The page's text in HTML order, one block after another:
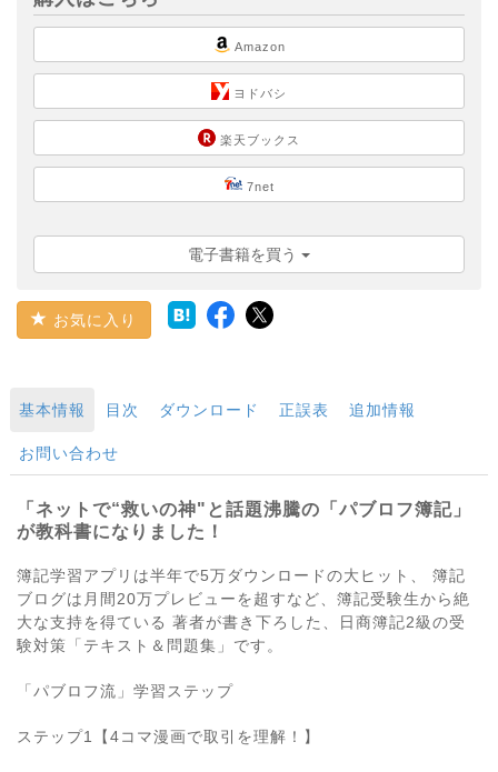
Amazon
ヨドバシ
楽天ブックス
7net
電子書籍を買う
お気に入り
基本情報 目次 ダウンロード 正誤表 追加情報
お問い合わせ
「ネットで“救いの神"と話題沸騰の「パブロフ簿記」
が教科書になりました！
簿記学習アプリは半年で5万ダウンロードの大ヒット、 簿記
ブログは月間20万プレビューを超すなど、簿記受験生から絶
大な支持を得ている 著者が書き下ろした、日商簿記2級の受
験対策「テキスト＆問題集」です。
「パブロフ流」学習ステップ
ステップ1【4コマ漫画で取引を理解！】